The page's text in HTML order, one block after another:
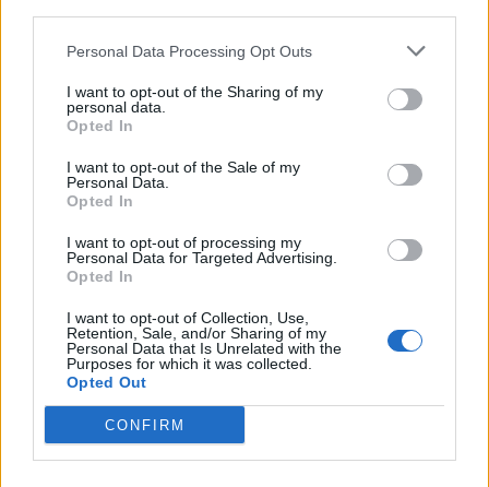
Personal Data Processing Opt Outs
I want to opt-out of the Sharing of my
personal data.
Opted In
I want to opt-out of the Sale of my
Personal Data.
Opted In
I want to opt-out of processing my
Personal Data for Targeted Advertising.
Opted In
I want to opt-out of Collection, Use,
Retention, Sale, and/or Sharing of my
Personal Data that Is Unrelated with the
Purposes for which it was collected.
Opted Out
CONFIRM
të kundër kryeministrit,
thirrje për burgosjen e
“Nesër do të jemi më
shumë, nuk ndalemi”
e Mbrojtjes: Nëntë vatra
nën monitorim, zonat e